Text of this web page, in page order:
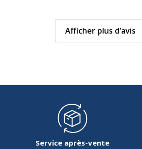
Afficher plus d’avis
Service après-vente